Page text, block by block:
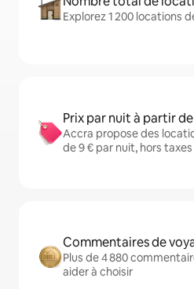
Explorez 1 200 locations
Prix par nuit à partir de
Accra propose des
de 9 € par nuit, hors
Commentaires de
Plus de 4 880
aider à choisir